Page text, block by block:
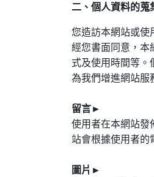
二、個人資料的蒐
您造訪本網站或使
經您書面同意，本
式及使用時間等。
為我們增進網站服
留言►
使用者在本網站發
站會根據使用者的
圖片 ►